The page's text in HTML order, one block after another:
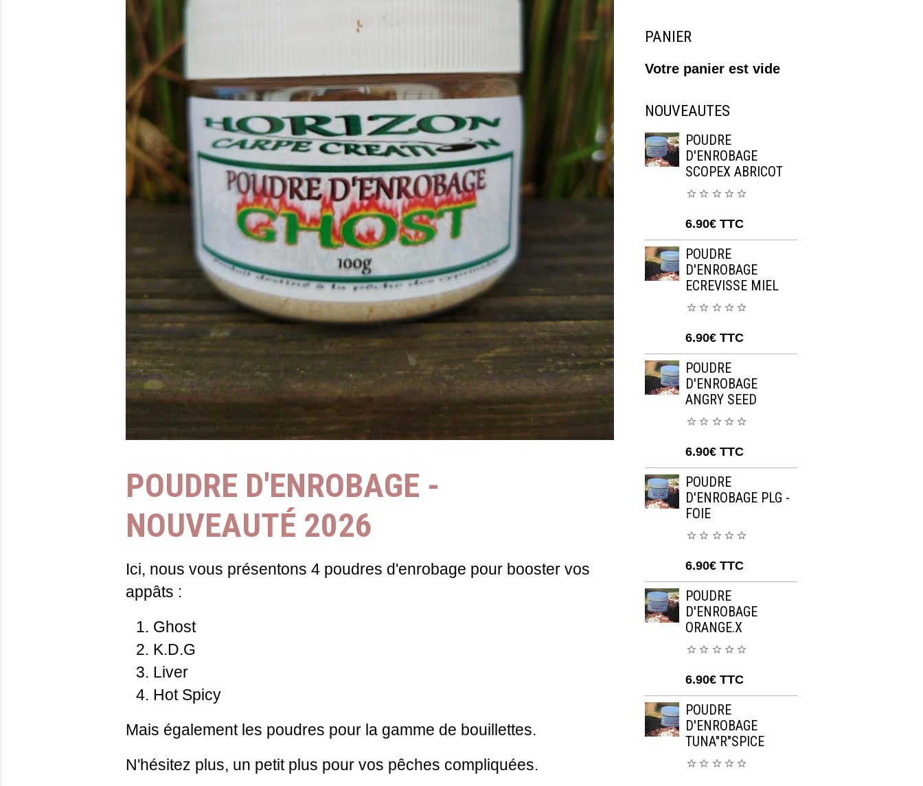
POUDRE D'ENROBAGE -
NOUVEAUTÉ 2026
Ici, nous vous présentons 4 poudres d'enrobage pour booster vos
appâts :
Ghost
K.D.G
Liver
Hot Spicy
Mais également les poudres pour la gamme de bouillettes.
N'hésitez plus, un petit plus pour vos pêches compliquées.
PANIER
Votre panier est vide
NOUVEAUTES
POUDRE
D'ENROBAGE
SCOPEX ABRICOT
6.90€ TTC
POUDRE
D'ENROBAGE
ECREVISSE MIEL
6.90€ TTC
POUDRE
D'ENROBAGE
ANGRY SEED
6.90€ TTC
POUDRE
D'ENROBAGE PLG -
FOIE
6.90€ TTC
POUDRE
D'ENROBAGE
ORANGE.X
6.90€ TTC
POUDRE
D'ENROBAGE
TUNA"R"SPICE